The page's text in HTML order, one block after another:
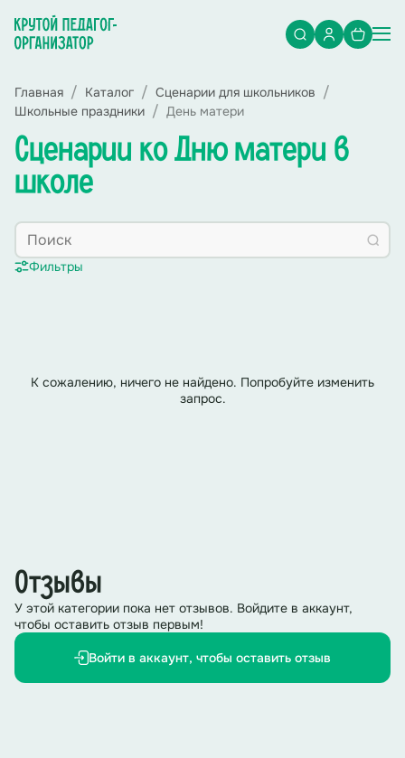
Главная Каталог
Сценарии для школьников
Школьные праздники
День матери
Сценарии ко Дню матери в
школе
Фильтры
К сожалению, ничего не найдено. Попробуйте изменить
запрос.
Отзывы
У этой категории пока нет отзывов. Войдите в аккаунт,
чтобы оставить отзыв первым!
Войти в аккаунт, чтобы оставить отзыв